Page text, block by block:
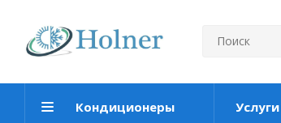
Кондиционеры Услуги